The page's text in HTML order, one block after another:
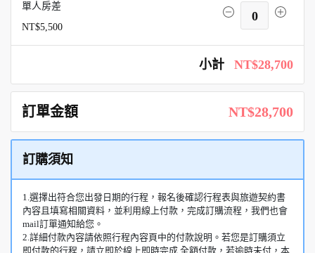
單人房差
NT$5,500
0
小計 NT$28,700
訂單金額 NT$28,700
訂購須知
1.選擇出符合您出發日期的行程，報名後確認行程表與旅遊契約書
內容且填寫相關資料，並利用線上付款，完成訂購流程，我們也會
mail訂單通知給您。
2.詳細付款內容請依照行程內容頁中的付款說明。若您是訂購須立
即付款的行程，請立即於線上即時完成 全額付款，若逾時未付，本